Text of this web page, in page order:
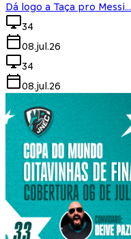
Dá logo a Taça pro Messi...
34
08.jul.26
34
08.jul.26